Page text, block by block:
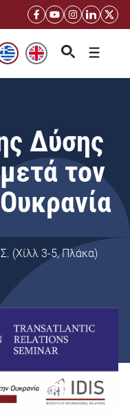
Μενού
Δύσης
τον
(Χίλλ 3-5, Πλάκα)